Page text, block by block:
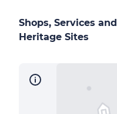
Shops, Services and
Heritage Sites